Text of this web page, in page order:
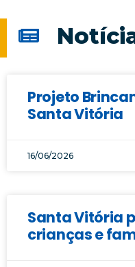
Projeto
Santa Vitória
16/06/2026
Santa Vitória
crianças e